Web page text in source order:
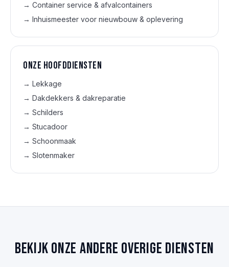
→ Container service & afvalcontainers
→ Inhuismeester voor nieuwbouw & oplevering
Onze hoofd­diensten
→ Lekkage
→ Dakdekkers & dakreparatie
→ Schilders
→ Stucadoor
→ Schoonmaak
→ Slotenmaker
Bekijk onze andere overige diensten